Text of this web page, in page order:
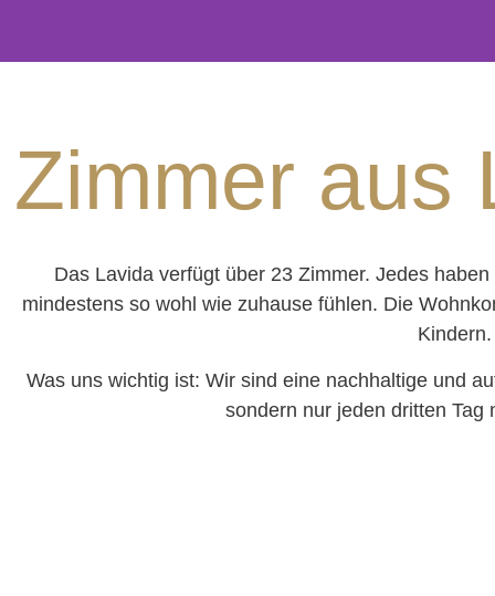
Zimmer aus
Das Lavida verfügt über 23 Zimmer. Jedes
mindestens so wohl wie zuhause fühlen. Die
Was uns wichtig ist: Wir sind eine nachhaltige und
sondern nur jeden dritten